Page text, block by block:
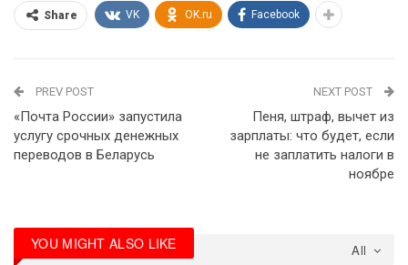
Share VK OK.ru Facebook
PREV POST
«Почта России» запустила
услугу срочных денежных
переводов в Беларусь
NEXT POST
Пеня, штраф, вычет из
зарплаты: что будет, если
не заплатить налоги в
ноябре
All
YOU MIGHT ALSO LIKE